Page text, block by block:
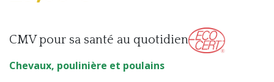
CMV pour sa santé au quotidien
Chevaux, poulinière et poulains